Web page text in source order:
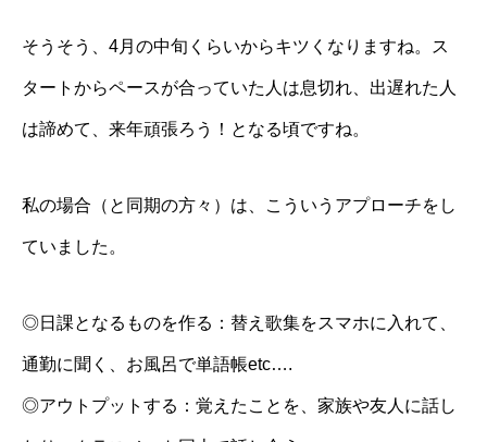
そうそう、4月の中旬くらいからキツくなりますね。ス
タートからペースが合っていた人は息切れ、出遅れた人
は諦めて、来年頑張ろう！となる頃ですね。
私の場合（と同期の方々）は、こういうアプローチをし
ていました。
◎日課となるものを作る：替え歌集をスマホに入れて、
通勤に聞く、お風呂で単語帳etc….
◎アウトプットする：覚えたことを、家族や友人に話し